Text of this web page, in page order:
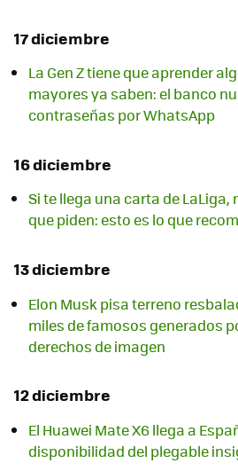
17 diciembre
La Gen Z tiene que aprender
mayores ya saben: el banco
contraseñas por WhatsApp
16 diciembre
Si te llega una carta de
que piden: esto es lo que
13 diciembre
Elon Musk pisa terreno
miles de famosos generados
derechos de imagen
12 diciembre
El Huawei Mate X6 llega a
disponibilidad del plegable